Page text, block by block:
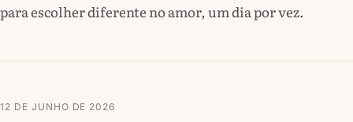
para escolher diferente no amor, um dia por vez.
12 DE JUNHO DE 2026